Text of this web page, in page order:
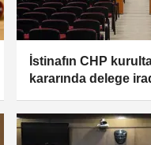
İstinafın CHP
kararında delege